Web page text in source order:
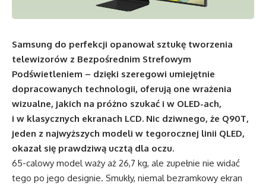
Samsung do perfekcji opanował sztukę tworzenia
telewizorów z Bezpośrednim Strefowym
Podświetleniem – dzięki szeregowi umiejętnie
dopracowanych technologii, oferują one wrażenia
wizualne, jakich na próżno szukać i w OLED-ach,
i w klasycznych ekranach LCD. Nic dziwnego, że Q90T,
jeden z najwyższych modeli w tegorocznej linii QLED,
okazał się prawdziwą ucztą dla oczu.
65-calowy model waży aż 26,7 kg, ale zupełnie nie widać
tego po jego designie. Smukły, niemal bezramkowy ekran